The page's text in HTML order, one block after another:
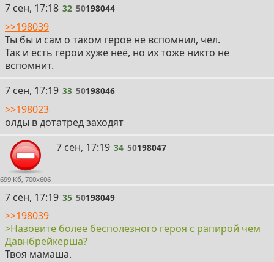
32
7 сен, 17:18 32 50198044
>>198039
Ты бы и сам о таком герое не вспомнил, чел.
Так и есть герои хуже неё, но их тоже никто не
вспомнит.
33
7 сен, 17:19 33 50198046
>>198023
олды в дотатред заходят
699 Кб, 700x606
34
7 сен, 17:19 34 50198047
35
7 сен, 17:19 35 50198049
>>198039
>Назовите более бесполезного героя с рапирой чем
Давнбрейкерша?
Твоя мамаша.